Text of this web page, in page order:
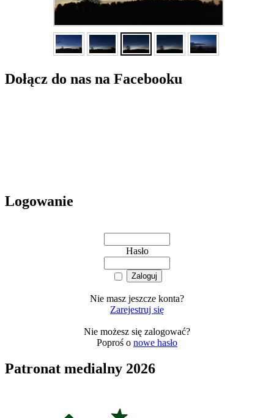
Dołącz do nas na Facebooku
Logowanie
Hasło
Nie masz jeszcze konta?
Zarejestruj się
Nie możesz się zalogować?
Poproś o nowe hasło
Patronat medialny 2026